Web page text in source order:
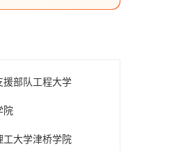
援部队工程大学
院
工大学津桥学院